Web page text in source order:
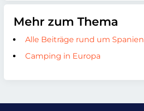
Mehr zum Thema
Alle Beiträge rund um Spanien
Camping in Europa